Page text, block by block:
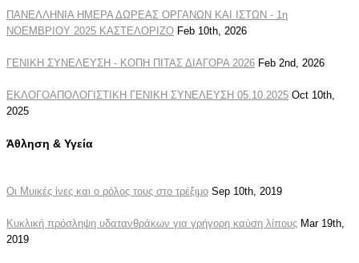
ΠΑΝΕΛΛΗΝΙΑ ΗΜΕΡΑ ΔΩΡΕΑΣ ΟΡΓΑΝΩΝ ΚΑΙ ΙΣΤΩΝ - 1η
ΝΟΕΜΒΡΙΟΥ 2025 ΚΑΣΤΕΛΟΡΙΖΟ Feb 10th, 2026
ΓΕΝΙΚΗ ΣΥΝΕΛΕΥΣΗ - ΚΟΠΗ ΠΙΤΑΣ ΔΙΑΓΟΡΑ 2026 Feb 2nd, 2026
ΕΚΛΟΓΟΑΠΟΛΟΓΙΣΤΙΚΗ ΓΕΝΙΚΗ ΣΥΝΕΛΕΥΣΗ 05.10.2025 Oct 10th,
2025
Άθληση & Υγεία
Οι Μυικές ίνες και ο ρόλος τους στο τρέξιμο Sep 10th, 2019
Κυκλική πρόσληψη υδατανθράκων για γρήγορη καύση λίπους Mar 19th,
2019